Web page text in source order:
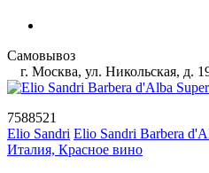
Самовывоз
г. Москва, ул. Никольская, д.
7588521
Elio Sandri Elio Sandri Barbera
Италия, Красное вино